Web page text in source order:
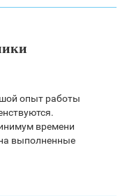
опыт работы
времени
выполненные